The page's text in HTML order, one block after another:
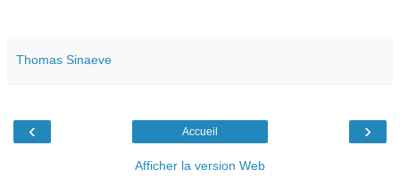
Thomas Sinaeve
‹ ›
Accueil
Afficher la version Web